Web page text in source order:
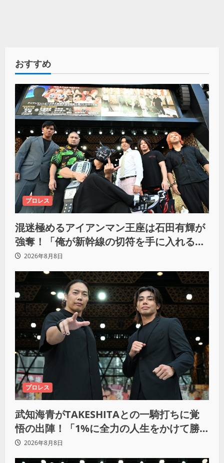
おすすめ
プロレス
混迷極めるアイアンマン王座は石田有輝が
強奪！「俺が新幹線の切符を手に入れるか
らな！逃げ切るぞ」
2026年8月8日
プロレス
武知海青がTAKESHITAとの一騎打ちに覚
悟の出陣！「1%に全力の人生をかけて勝
ちにいきたい」
2026年8月8日